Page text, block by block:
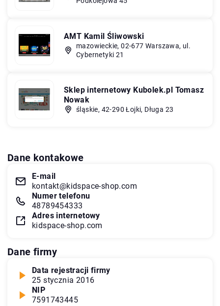
AMT Kamil Śliwowski
mazowieckie, 02-677 Warszawa, ul.
Cybernetyki 21
Sklep internetowy Kubolek.pl Tomasz
Nowak
śląskie, 42-290 Łojki, Długa 23
Dane kontakowe
E-mail
kontakt@kidspace-shop.com
Numer telefonu
48789454333
Adres internetowy
kidspace-shop.com
Dane firmy
Data rejestracji firmy
25 stycznia 2016
NIP
7591743445